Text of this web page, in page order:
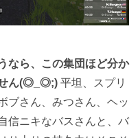
なら、この集団ほど分か
せん(◎_◎;) 平坦、スプリ
ブさん、みつさん、ヘッ
信ニキなバスさんと、バ